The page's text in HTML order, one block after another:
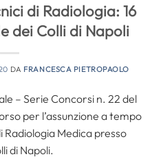
di Radiologia: 16
dei Colli di Napoli
DA FRANCESCA PIETROPAOLO
– Serie Concorsi n. 22 del
per l’assunzione a tempo
Radiologia Medica presso
di Napoli.